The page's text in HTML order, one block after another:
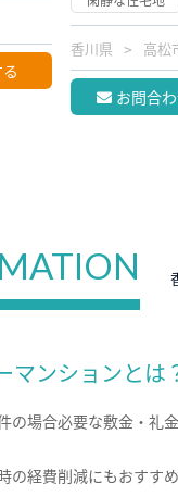
香川県 高松
お問合
マンションとは
の場合必要な敷金・礼
の経費削減にもおすすめ